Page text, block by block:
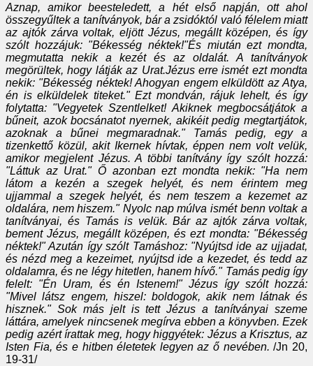
Aznap, amikor beesteledett, a hét első napján, ott ahol
összegyűltek a tanítványok, bár a zsidóktól való félelem miatt
az ajtók zárva voltak, eljött Jézus, megállt középen, és így
szólt hozzájuk: "Békesség néktek!"És miután ezt mondta,
megmutatta nekik a kezét és az oldalát. A tanítványok
megörültek, hogy látják az Urat.Jézus erre ismét ezt mondta
nekik: "Békesség néktek! Ahogyan engem elküldött az Atya,
én is elküldelek titeket." Ezt mondván, rájuk lehelt, és így
folytatta: "Vegyetek Szentlelket! Akiknek megbocsátjátok a
bűneit, azok bocsánatot nyernek, akikéit pedig megtartjátok,
azoknak a bűnei megmaradnak." Tamás pedig, egy a
tizenkettő közül, akit Ikernek hívtak, éppen nem volt velük,
amikor megjelent Jézus. A többi tanítvány így szólt hozzá:
"Láttuk az Urat." Ő azonban ezt mondta nekik: "Ha nem
látom a kezén a szegek helyét, és nem érintem meg
ujjammal a szegek helyét, és nem teszem a kezemet az
oldalára, nem hiszem." Nyolc nap múlva ismét benn voltak a
tanítványai, és Tamás is velük. Bár az ajtók zárva voltak,
bement Jézus, megállt középen, és ezt mondta: "Békesség
néktek!" Azután így szólt Tamáshoz: "Nyújtsd ide az ujjadat,
és nézd meg a kezeimet, nyújtsd ide a kezedet, és tedd az
oldalamra, és ne légy hitetlen, hanem hívő." Tamás pedig így
felelt: "Én Uram, és én Istenem!" Jézus így szólt hozzá:
"Mivel látsz engem, hiszel: boldogok, akik nem látnak és
hisznek." Sok más jelt is tett Jézus a tanítványai szeme
láttára, amelyek nincsenek megírva ebben a könyvben. Ezek
pedig azért írattak meg, hogy higgyétek: Jézus a Krisztus, az
Isten Fia, és e hitben életetek legyen az ő nevében. /Jn 20,
19-31/